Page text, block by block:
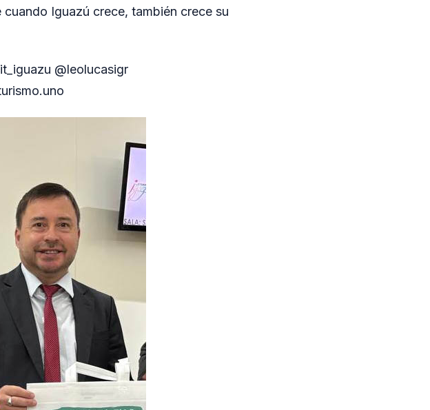
Iguazú crece, también crece su
@leolucasigr